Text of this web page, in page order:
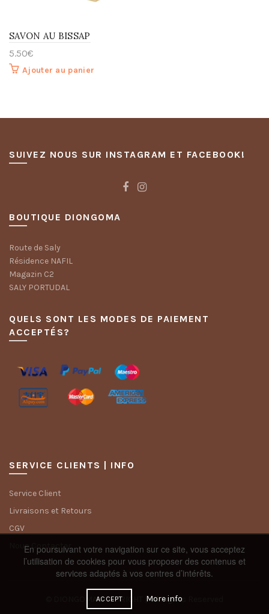
SAVON AU BISSAP
5.50€
Ajouter au panier
SUIVEZ NOUS SUR INSTAGRAM ET FACEBOOK!
BOUTIQUE DIONGOMA
Route de Saly
Résidence NAFIL
Magazin C2
SALY PORTUDAL
QUELS SONT LES MODES DE PAIEMENT
ACCEPTÉS?
SERVICE CLIENTS | INFO
Service Client
Livraisons et Retours
CGV
Nous Contacter
© DIONGOMA COPYRIGHT | All Rights Reserved
En poursuivant votre navigation sur ce site, vous acceptez
l’utilisation de cookies pour vous proposer des contenus et
services adaptés à vos centres d’intérêts.
ACCEPT More info